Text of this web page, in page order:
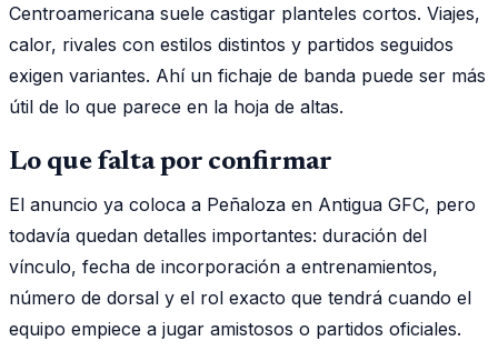
Centroamericana suele castigar planteles cortos. Viajes,
calor, rivales con estilos distintos y partidos seguidos
exigen variantes. Ahí un fichaje de banda puede ser más
útil de lo que parece en la hoja de altas.
Lo que falta por confirmar
El anuncio ya coloca a Peñaloza en Antigua GFC, pero
todavía quedan detalles importantes: duración del
vínculo, fecha de incorporación a entrenamientos,
número de dorsal y el rol exacto que tendrá cuando el
equipo empiece a jugar amistosos o partidos oficiales.